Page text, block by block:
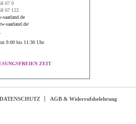
67 0
67 122
saarland.de
saarland.de/
9:00 bis 11:30 Uhr
ZEIT
DATENSCHUTZ AGB & Widerrufsbelehrung